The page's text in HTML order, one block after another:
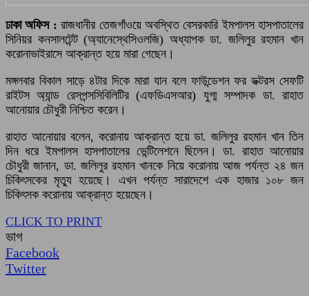
ঢাকা অফিস : রাজধানীর তেজগাঁওয়ে অবস্থিত বেসরকারি ইমপালস হাসপাতালের
সিনিয়র কনসালটেন্ট (অ্যানেস্থেসিওলজি) অধ্যাপক ডা. জলিলুর রহমান খান
করোনাভাইরাসে আক্রান্ত হয়ে মারা গেছেন।
মঙ্গলবার বিকাল সাড়ে ৪টার দিকে মারা যান বলে ফাউন্ডেশন ফর ডক্টরস সেফটি
রাইটস অ্যান্ড রেসপন্সসিবিলিটির (এফডিএসআর) যুগ্ম সম্পাদক ডা. রাহাত
আনোয়ার চৌধুরী নিশ্চিত করেন।
রাহাত আনোয়ার বলেন, করোনায় আক্রান্ত হয়ে ডা. জলিলুর রহমান খান তিন
দিন ধরে ইমপালস হাসপাতালের ভেন্টিলেশনে ছিলেন। ডা. রাহাত আনোয়ার
চৌধুরী জানান, ডা. জলিলুর রহমান খানকে নিয়ে করোনায় আজ পর্যন্ত ২৪ জন
চিকিৎসকের মৃত্যু হয়েছে। এখন পর্যন্ত সারাদেশে এক হাজার ১০৮ জন
চিকিৎসক করোনায় আক্রান্ত হয়েছেন।
CLICK TO PRINT
ভাগ
Facebook
Twitter